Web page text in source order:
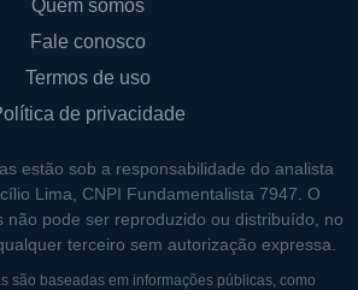
PETRORIO
começa em 2006,
foi fundada por um grupo
com vasta experiência
O objetivo inicial da
Quem somos
Fale conosco
Termos de uso
de privacidade
estão sob a responsabilidade do analista
Lima, CNPI Fundamentalista 7947. O
não pode ser reproduzido ou distribuído, no
terceiro sem autorização expressa.
são baseadas em informações públicas, como